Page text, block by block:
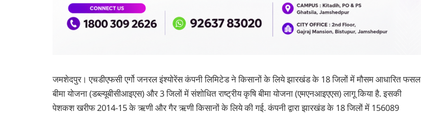
जमशेदपुर। एचडीएफसी एर्गो जनरल इंश्योरेंस कंपनी लिमिटेड ने किसानों के लिये झारखंड के 18 जिलों में मौसम आधारित फसल
बीमा योजना (डब्ल्यूबीसीआइएस) और 3 जिलों में संशोधित राष्ट्रीय कृषि बीमा योजना (एमएनआइएएस) लागू किया है. इसकी
पेशकश खरीफ 2014-15 के ऋणी और गैर ऋणी किसानों के लिये की गई. कंपनी द्वारा झारखंड के 18 जिलों में 156089